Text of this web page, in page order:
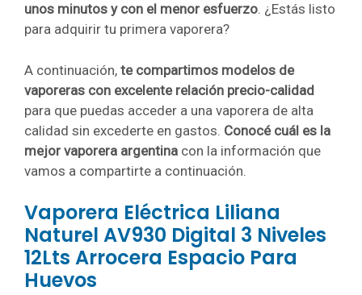
unos minutos y con el menor esfuerzo. ¿Estás listo
para adquirir tu primera vaporera?
A continuación, te compartimos modelos de
vaporeras con excelente relación precio-calidad
para que puedas acceder a una vaporera de alta
calidad sin excederte en gastos. Conocé cuál es la
mejor vaporera argentina con la información que
vamos a compartirte a continuación.
Vaporera Eléctrica Liliana
Naturel AV930 Digital 3 Niveles
12Lts Arrocera Espacio Para
Huevos